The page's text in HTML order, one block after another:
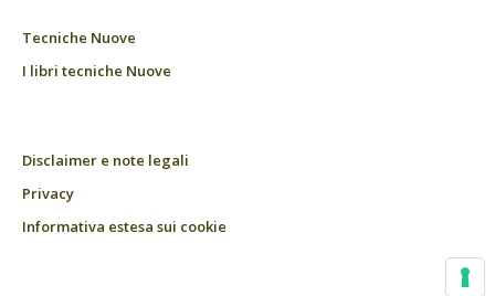
Tecniche Nuove
I libri tecniche Nuove
Disclaimer e note legali
Privacy
Informativa estesa sui cookie